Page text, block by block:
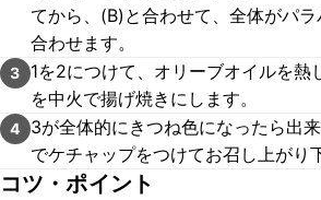
てから、(B)と合わせて、全体がパ
合わせます。
3
1を2につけて、オリーブオイルを熱
を中火で揚げ焼きにします。
4
3が全体的にきつね色になったら出
でケチャップをつけてお召し上がり
コツ・ポイント